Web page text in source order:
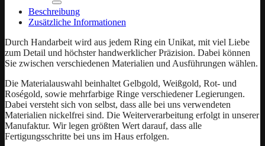
Beschreibung
Zusätzliche Informationen
Durch Handarbeit wird aus jedem Ring ein Unikat, mit viel Liebe
zum Detail und höchster handwerklicher Präzision. Dabei können
Sie zwischen verschiedenen Materialien und Ausführungen wählen.
Die Materialauswahl beinhaltet Gelbgold, Weißgold, Rot- und
Roségold, sowie mehrfarbige Ringe verschiedener Legierungen.
Dabei versteht sich von selbst, dass alle bei uns verwendeten
Materialien nickelfrei sind. Die Weiterverarbeitung erfolgt in unserer
Manufaktur. Wir legen größten Wert darauf, dass alle
Fertigungsschritte bei uns im Haus erfolgen.